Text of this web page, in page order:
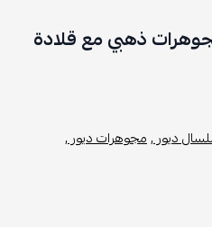
ذهبي مع قلادة
ديور ,مجوهرات ديور ,